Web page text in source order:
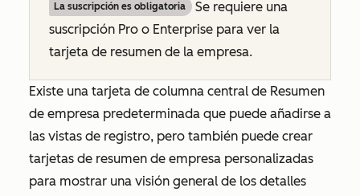
La suscripción es obligatoria
Se requiere una
suscripción Pro o Enterprise para ver la
tarjeta de resumen de la empresa.
Existe una tarjeta de columna central de Resumen
de empresa predeterminada que puede añadirse a
las vistas de registro, pero también puede crear
tarjetas de resumen de empresa personalizadas
para mostrar una visión general de los detalles